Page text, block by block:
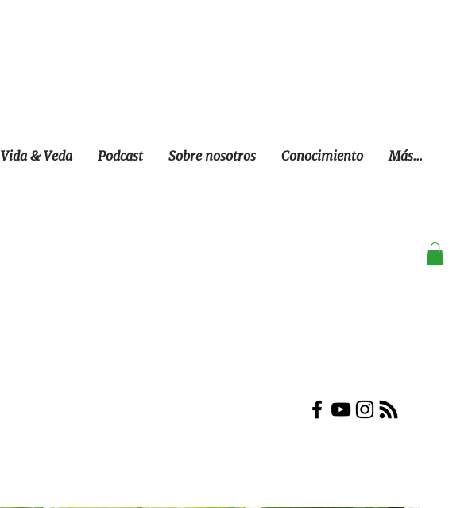
Vida & Veda Podcast Sobre nosotros Conocimiento Más...